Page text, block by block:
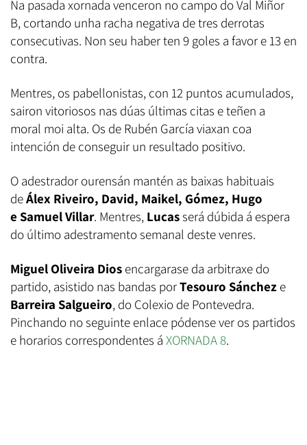
Na pasada xornada venceron no campo do Val Miñor
B, cortando unha racha negativa de tres derrotas
consecutivas. Non seu haber ten 9 goles a favor e 13 en
contra.
Mentres, os pabellonistas, con 12 puntos acumulados,
sairon vitoriosos nas dúas últimas citas e teñen a
moral moi alta. Os de Rubén García viaxan coa
intención de conseguir un resultado positivo.
O adestrador ourensán mantén as baixas habituais
deÁlex Riveiro, David, Maikel, Gómez, Hugo
e Samuel Villar. Mentres, Lucasserá dúbida á espera
do último adestramento semanal deste venres.
Miguel Oliveira Dios encargarase da arbitraxe do
partido, asistido nas bandas porTesouro Sánchez e
Barreira Salgueiro, do Colexio de Pontevedra.
Pinchando no seguinte enlace pódense ver os partidos
e horarios correspondentes á XORNADA 8.